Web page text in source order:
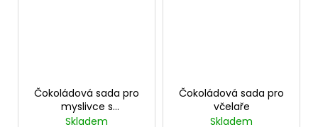
Čokoládová sada pro
myslivce s
dalekohledem
Skladem
Čokoládová sada pro
včelaře
Skladem